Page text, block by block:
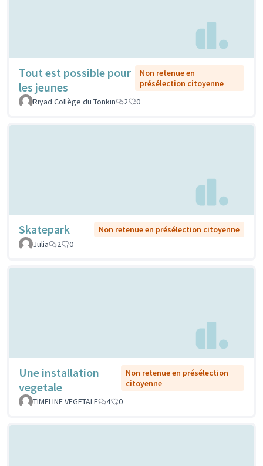
Tout est possible pour
les jeunes
Non retenue en
présélection citoyenne
Riyad Collège du Tonkin
2 0
Skatepark
Non retenue en présélection citoyenne
Julia
2 0
Une installation
vegetale
Non retenue en présélection
citoyenne
TIMELINE VEGETALE
4 0